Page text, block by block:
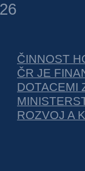
ČINNOST
ČR JE
DOTACEMI
ROZVOJ A